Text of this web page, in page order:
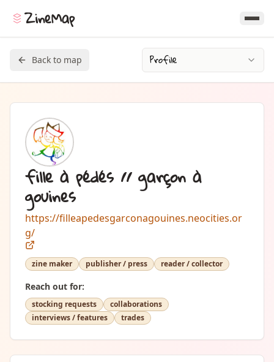
ZineMap
Back to map Profile
fille à pédés // garçon à
gouines
https://filleapedesgarconagouines.neocities.or
g/
zine maker publisher / press reader / collector
Reach out for:
stocking requests
collaborations
interviews / features
trades